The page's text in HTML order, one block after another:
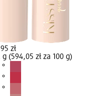
zł
g (594,05 zł za 100 g)